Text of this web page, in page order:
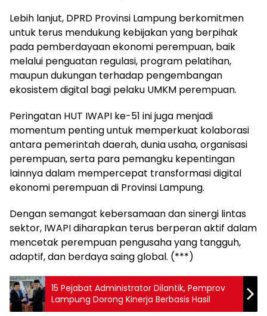
Lebih lanjut, DPRD Provinsi Lampung berkomitmen
untuk terus mendukung kebijakan yang berpihak
pada pemberdayaan ekonomi perempuan, baik
melalui penguatan regulasi, program pelatihan,
maupun dukungan terhadap pengembangan
ekosistem digital bagi pelaku UMKM perempuan.
Peringatan HUT IWAPI ke-51 ini juga menjadi
momentum penting untuk memperkuat kolaborasi
antara pemerintah daerah, dunia usaha, organisasi
perempuan, serta para pemangku kepentingan
lainnya dalam mempercepat transformasi digital
ekonomi perempuan di Provinsi Lampung.
Dengan semangat kebersamaan dan sinergi lintas
sektor, IWAPI diharapkan terus berperan aktif dalam
mencetak perempuan pengusaha yang tangguh,
adaptif, dan berdaya saing global. (***)
15 Pejabat Administrator Dilantik, Pemprov
Lampung Dorong Kinerja Berbasis Hasil